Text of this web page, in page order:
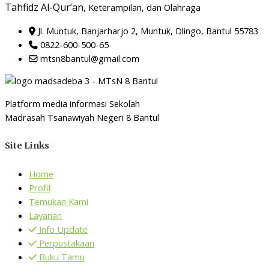
Tahfidz Al-Qur’an, Keterampilan, dan Olahraga
Jl. Muntuk, Banjarharjo 2, Muntuk, Dlingo, Bantul 55783
0822-600-500-65
mtsn8bantul@gmail.com
Platform media informasi Sekolah
Madrasah Tsanawiyah Negeri 8 Bantul
Site Links
Home
Profil
Temukan Kami
Layanan
Info Update
Perpustakaan
Buku Tamu